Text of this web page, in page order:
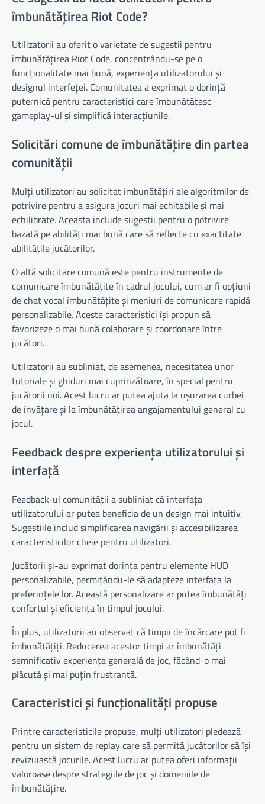
îmbunătățirea Riot Code?
Utilizatorii au oferit o varietate de sugestii pentru
îmbunătățirea Riot Code, concentrându-se pe o
funcționalitate mai bună, experiența utilizatorului și
designul interfeței. Comunitatea a exprimat o dorință
puternică pentru caracteristici care îmbunătățesc
gameplay-ul și simplifică interacțiunile.
Solicitări comune de îmbunătățire din partea
comunității
Mulți utilizatori au solicitat îmbunătățiri ale algoritmilor de
potrivire pentru a asigura jocuri mai echitabile și mai
echilibrate. Aceasta include sugestii pentru o potrivire
bazată pe abilități mai bună care să reflecte cu exactitate
abilitățile jucătorilor.
O altă solicitare comună este pentru instrumente de
comunicare îmbunătățite în cadrul jocului, cum ar fi opțiuni
de chat vocal îmbunătățite și meniuri de comunicare rapidă
personalizabile. Aceste caracteristici își propun să
favorizeze o mai bună colaborare și coordonare între
jucători.
Utilizatorii au subliniat, de asemenea, necesitatea unor
tutoriale și ghiduri mai cuprinzătoare, în special pentru
jucătorii noi. Acest lucru ar putea ajuta la ușurarea curbei
de învățare și la îmbunătățirea angajamentului general cu
jocul.
Feedback despre experiența utilizatorului și
interfață
Feedback-ul comunității a subliniat că interfața
utilizatorului ar putea beneficia de un design mai intuitiv.
Sugestiile includ simplificarea navigării și accesibilizarea
caracteristicilor cheie pentru utilizatori.
Jucătorii și-au exprimat dorința pentru elemente HUD
personalizabile, permițându-le să adapteze interfața la
preferințele lor. Această personalizare ar putea îmbunătăți
confortul și eficiența în timpul jocului.
În plus, utilizatorii au observat că timpii de încărcare pot fi
îmbunătățiți. Reducerea acestor timpi ar îmbunătăți
semnificativ experiența generală de joc, făcând-o mai
plăcută și mai puțin frustrantă.
Caracteristici și funcționalități propuse
Printre caracteristicile propuse, mulți utilizatori pledează
pentru un sistem de replay care să permită jucătorilor să își
revizuiască jocurile. Acest lucru ar putea oferi informații
valoroase despre strategiile de joc și domeniile de
îmbunătățire.